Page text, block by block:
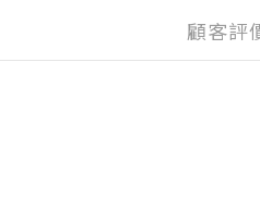
顧客評